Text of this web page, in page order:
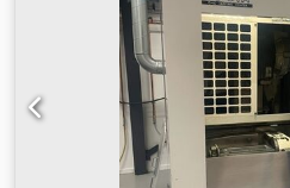
husillo principal: 16 - 16.000
la mesa: 800 x 400 mm
mm Carga de la mesa: 300 kg
herramienta: 25 kg Longitud
250 mm Diámetro máximo de la
Tiempo de cambio de
Portaherramientas: BT 30